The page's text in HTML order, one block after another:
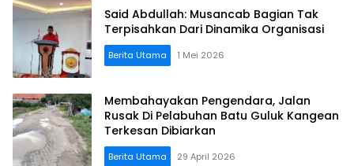
Said Abdullah: Musancab Bagian Tak
Terpisahkan Dari Dinamika Organisasi
Berita Utama 1 Mei 2026
Membahayakan Pengendara, Jalan
Rusak Di Pelabuhan Batu Guluk Kangean
Terkesan Dibiarkan
Berita Utama 29 April 2026